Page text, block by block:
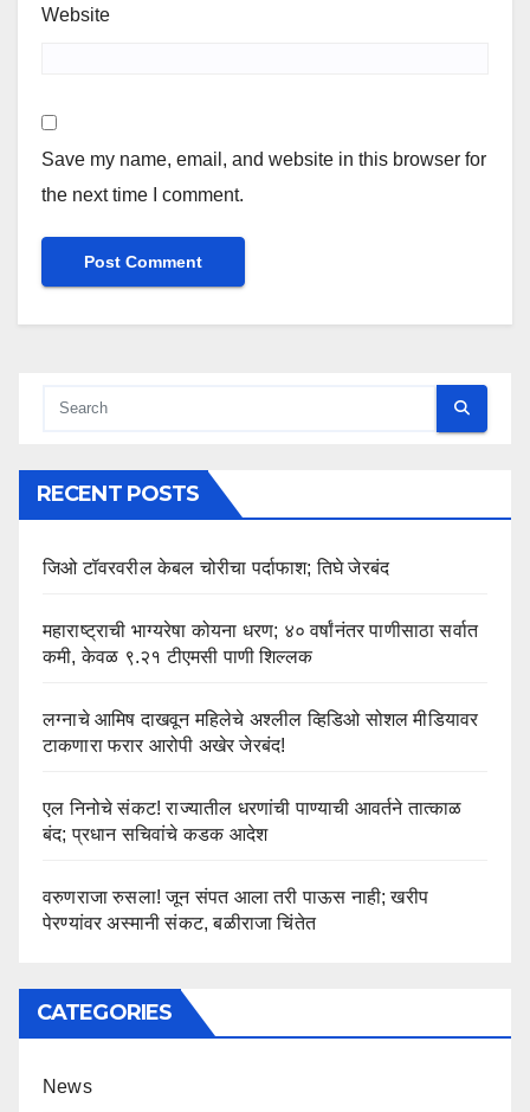
Website
Save my name, email, and website in this browser for
the next time I comment.
RECENT POSTS
जिओ टॉवरवरील केबल चोरीचा पर्दाफाश; तिघे जेरबंद
महाराष्ट्राची भाग्यरेषा कोयना धरण; ४० वर्षांनंतर पाणीसाठा सर्वात
कमी, केवळ ९.२१ टीएमसी पाणी शिल्लक
लग्नाचे आमिष दाखवून महिलेचे अश्लील व्हिडिओ सोशल मीडियावर
टाकणारा फरार आरोपी अखेर जेरबंद!
एल निनोचे संकट! राज्यातील धरणांची पाण्याची आवर्तने तात्काळ
बंद; प्रधान सचिवांचे कडक आदेश
वरुणराजा रुसला! जून संपत आला तरी पाऊस नाही; खरीप
पेरण्यांवर अस्मानी संकट, बळीराजा चिंतेत
CATEGORIES
News